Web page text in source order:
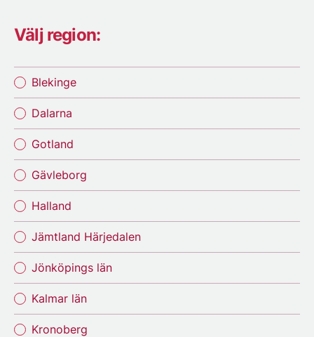
Välj region:
Blekinge
Dalarna
Gotland
Gävleborg
Halland
Jämtland Härjedalen
Jönköpings län
Kalmar län
Kronoberg